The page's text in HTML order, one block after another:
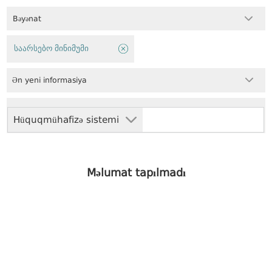
Bəyənat
Hüquqmühafizə sistemi
საარსებო მინიმუმი
Ən yeni informasiya
Məlumat tapılmadı